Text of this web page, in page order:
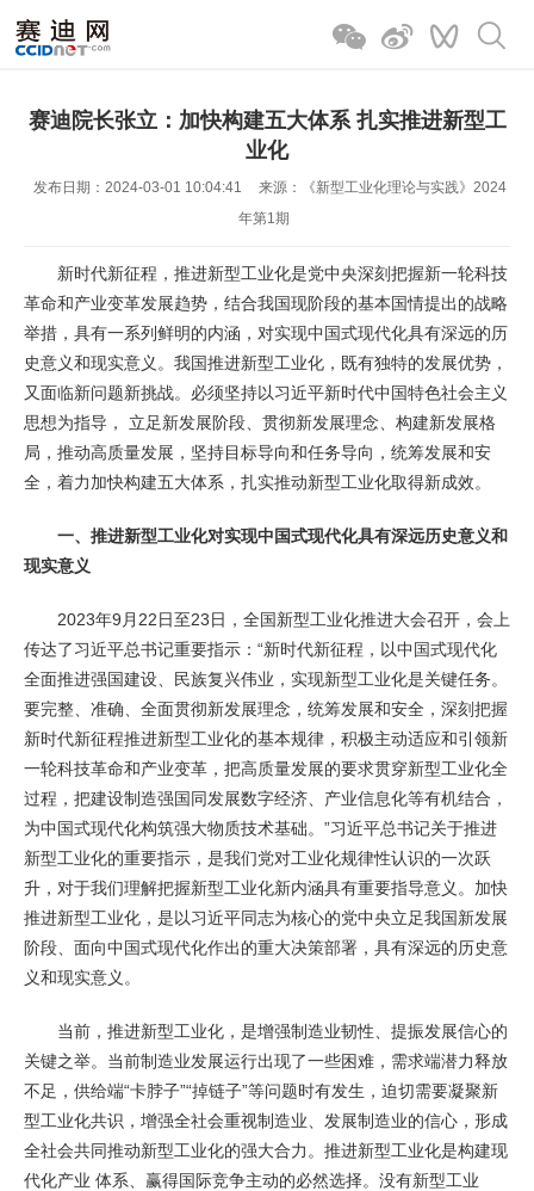
赛迪院长张立：加快构建五大体系 扎实推进新型工
业化
发布日期：2024-03-01 10:04:41
来源：《新型工业化理论与实践》2024
年第1期
新时代新征程，推进新型工业化是党中央深刻把握新一轮科技
革命和产业变革发展趋势，结合我国现阶段的基本国情提出的战略
举措，具有一系列鲜明的内涵，对实现中国式现代化具有深远的历
史意义和现实意义。我国推进新型工业化，既有独特的发展优势，
又面临新问题新挑战。必须坚持以习近平新时代中国特色社会主义
思想为指导， 立足新发展阶段、贯彻新发展理念、构建新发展格
局，推动高质量发展，坚持目标导向和任务导向，统筹发展和安
全，着力加快构建五大体系，扎实推动新型工业化取得新成效。
一、推进新型工业化对实现中国式现代化具有深远历史意义和
现实意义
2023年9月22日至23日，全国新型工业化推进大会召开，会上
传达了习近平总书记重要指示：“新时代新征程，以中国式现代化
全面推进强国建设、民族复兴伟业，实现新型工业化是关键任务。
要完整、准确、全面贯彻新发展理念，统筹发展和安全，深刻把握
新时代新征程推进新型工业化的基本规律，积极主动适应和引领新
一轮科技革命和产业变革，把高质量发展的要求贯穿新型工业化全
过程，把建设制造强国同发展数字经济、产业信息化等有机结合，
为中国式现代化构筑强大物质技术基础。”习近平总书记关于推进
新型工业化的重要指示，是我们党对工业化规律性认识的一次跃
升，对于我们理解把握新型工业化新内涵具有重要指导意义。加快
推进新型工业化，是以习近平同志为核心的党中央立足我国新发展
阶段、面向中国式现代化作出的重大决策部署，具有深远的历史意
义和现实意义。
当前，推进新型工业化，是增强制造业韧性、提振发展信心的
关键之举。当前制造业发展运行出现了一些困难，需求端潜力释放
不足，供给端“卡脖子”“掉链子”等问题时有发生，迫切需要凝聚新
型工业化共识，增强全社会重视制造业、发展制造业的信心，形成
全社会共同推动新型工业化的强大合力。推进新型工业化是构建现
代化产业 体系、赢得国际竞争主动的必然选择。没有新型工业